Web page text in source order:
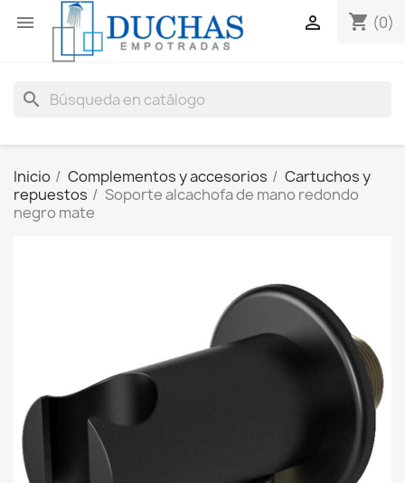
 shopping_cart (0)

search
Inicio Complementos y accesorios
Cartuchos y
repuestos
Soporte alcachofa de mano redondo
negro mate